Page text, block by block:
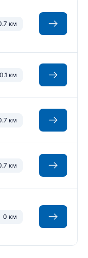
км
км
км
км
0 км